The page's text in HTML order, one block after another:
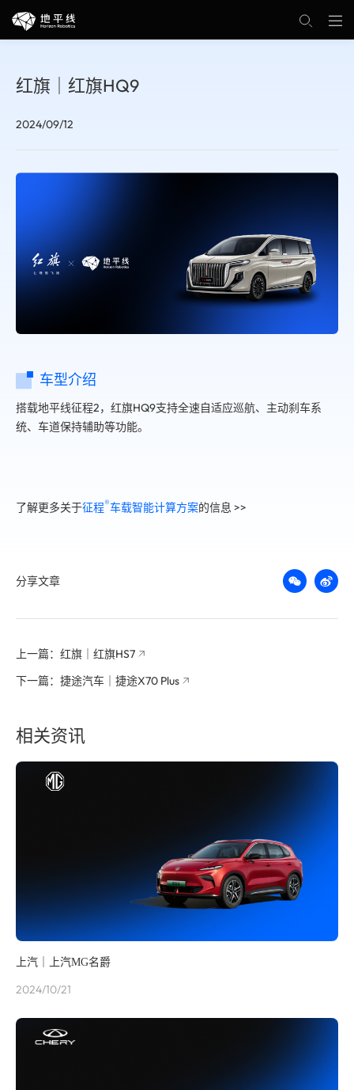
红旗｜红旗HQ9
2024/09/12
车型介绍
搭载地平线征程2，红旗HQ9支持全速自适应巡航、主动刹车系
统、车道保持辅助等功能。
了解更多关于征程®️车载智能计算方案的信息 >>
分享文章
上一篇：红旗｜红旗HS7
下一篇：捷途汽车｜捷途X70 Plus
相关资讯
上汽｜上汽MG名爵
2024/10/21